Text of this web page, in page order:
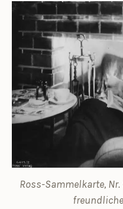
Ross-Sammelkarte,